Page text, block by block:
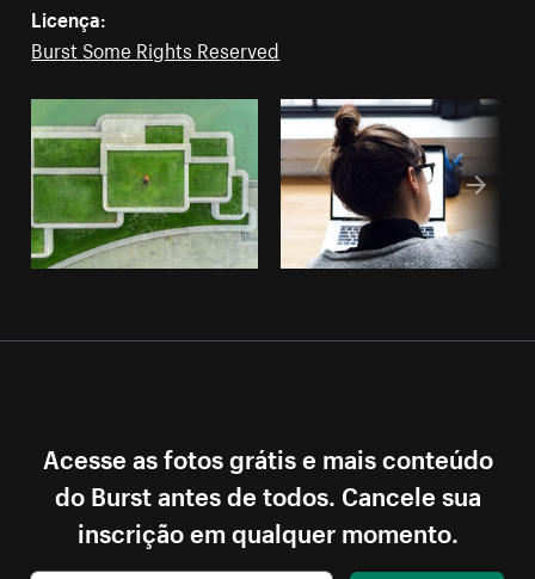
Licença:
Burst Some Rights Reserved
Acesse as fotos grátis e mais conteúdo
do Burst antes de todos. Cancele sua
inscrição em qualquer momento.